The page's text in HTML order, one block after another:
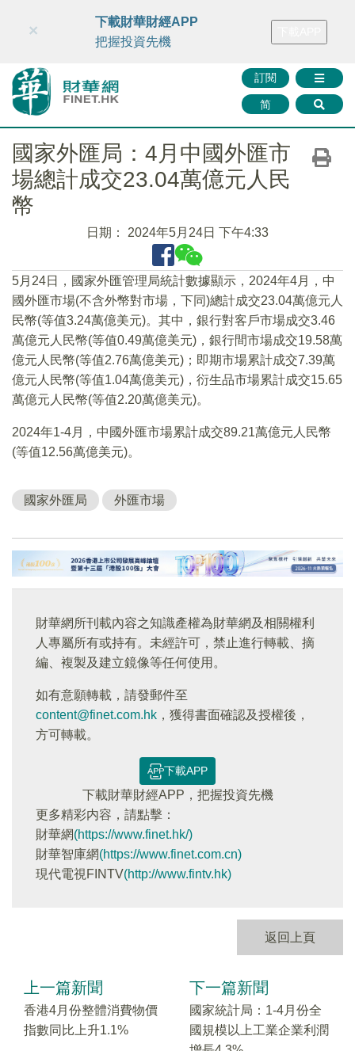
財華智庫網 FINTV FINMETA 財華證券 媒體矩陣
訂閱
简
×
下載財華財經APP
把握投資先機
國家外匯局：4月中國外匯市
場總計成交23.04萬億元人民
幣
日期： 2024年5月24日 下午4:33
5月24日，國家外匯管理局統計數據顯示，2024年4月，中
國外匯市場(不含外幣對市場，下同)總計成交23.04萬億元人
民幣(等值3.24萬億美元)。其中，銀行對客戶市場成交3.46
萬億元人民幣(等值0.49萬億美元)，銀行間市場成交19.58萬
億元人民幣(等值2.76萬億美元)；即期市場累計成交7.39萬
億元人民幣(等值1.04萬億美元)，衍生品市場累計成交15.65
萬億元人民幣(等值2.20萬億美元)。
2024年1-4月，中國外匯市場累計成交89.21萬億元人民幣
(等值12.56萬億美元)。
國家外匯局 外匯市場
財華網所刊載內容之知識產權為財華網及相關權利
人專屬所有或持有。未經許可，禁止進行轉載、摘
編、複製及建立鏡像等任何使用。
如有意願轉載，請發郵件至
content@finet.com.hk ，獲得書面確認及授權後，
方可轉載。
下載APP
下載財華財經APP，把握投資先機
更多精彩内容，請點擊：
財華網(https://www.finet.hk/)
財華智庫網(https://www.finet.com.cn)
現代電視FINTV(http://www.fintv.hk)
返回上頁
上一篇新聞
香港4月份整體消費物價
指數同比上升1.1%
下一篇新聞
國家統計局：1-4月份全
國規模以上工業企業利潤